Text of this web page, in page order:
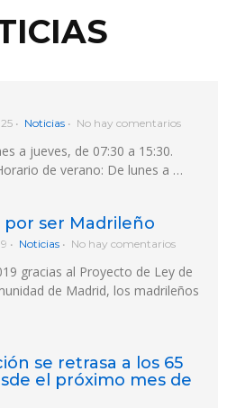
• Noticias • No hay comentarios
a jueves, de 07:30 a 15:30.
de verano: De lunes a …
por ser Madrileño
• Noticias • No hay comentarios
gracias al Proyecto de Ley de
de Madrid, los madrileños
se retrasa a los 65
el próximo mes de